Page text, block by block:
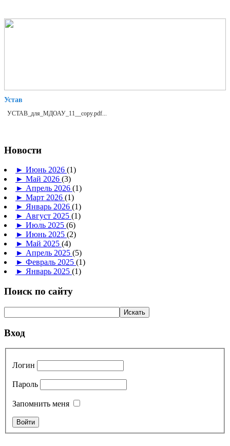
Устав
УСТАВ_для_МДОАУ_11__copy.pdf...
Новости
► Июнь 2026 (1)
► Май 2026 (3)
► Апрель 2026 (1)
► Март 2026 (1)
► Январь 2026 (1)
► Август 2025 (1)
► Июль 2025 (6)
► Июнь 2025 (2)
► Май 2025 (4)
► Апрель 2025 (5)
► Февраль 2025 (1)
► Январь 2025 (1)
Поиск по сайту
Вход
Логин
Пароль
Запомнить меня